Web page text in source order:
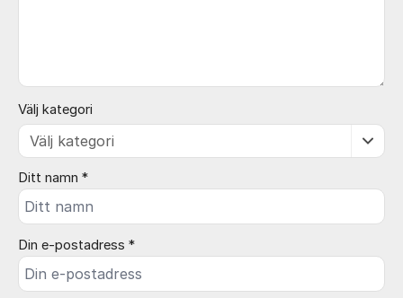
Välj kategori
Ditt namn *
Din e-postadress *